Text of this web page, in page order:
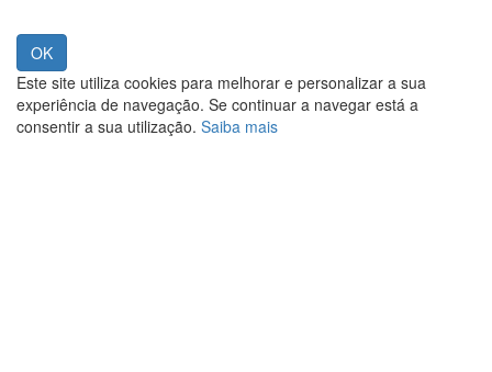
Este site utiliza cookies para melhorar e personalizar a sua
experiência de navegação. Se continuar a navegar está a
consentir a sua utilização. Saiba mais